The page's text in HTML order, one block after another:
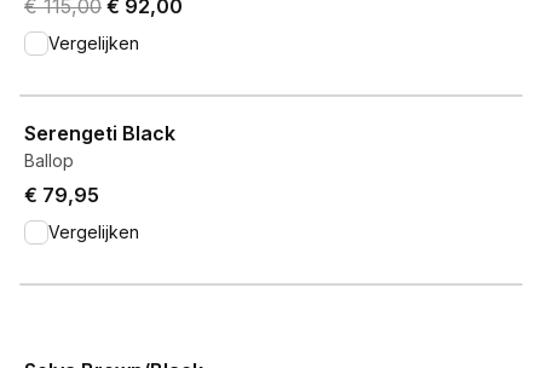
Original price was € 115,00.
€ 115,00 Current price is € 92,00.
€ 92,00
Vergelijken
Serengeti Black
Ballop
€ 79,95
Vergelijken